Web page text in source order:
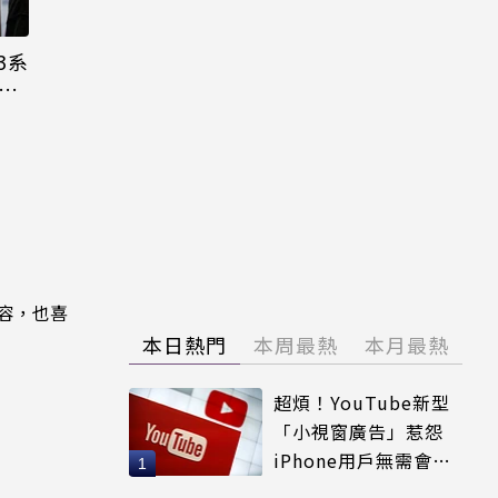
系
，也喜
本日熱門 本周最熱 本月最熱
超煩！YouTube新型
「小視窗廣告」惹怨
iPhone用戶無需會員